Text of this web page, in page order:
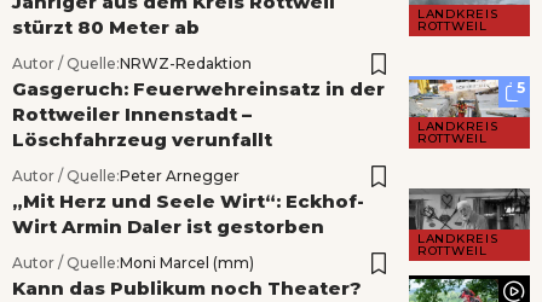
LANDKREIS
ROTTWEIL
stürzt 80 Meter ab
Autor / Quelle:NRWZ-Redaktion
5
LANDKREIS
ROTTWEIL
Gasgeruch: Feuerwehreinsatz in der
Rottweiler Innenstadt –
Löschfahrzeug verunfallt
Autor / Quelle:Peter Arnegger
LANDKREIS
ROTTWEIL
„Mit Herz und Seele Wirt“: Eckhof-
Wirt Armin Daler ist gestorben
Autor / Quelle:Moni Marcel (mm)
Kann das Publikum noch Theater?